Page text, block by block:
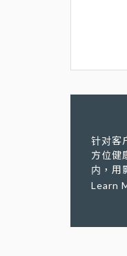
针对客
方位健
内，用
Learn